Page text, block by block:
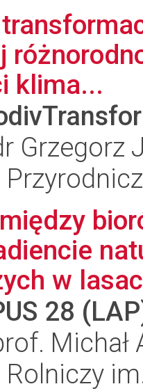
klima...
Grzegorz
w
28
Michał